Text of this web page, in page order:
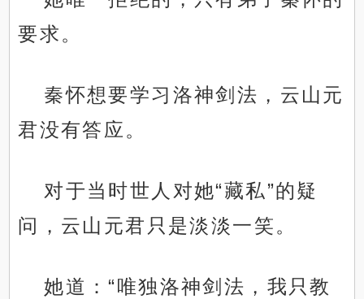
要求。
秦怀想要学习洛神剑法，云山元
君没有答应。
对于当时世人对她“藏私”的疑
问，云山元君只是淡淡一笑。
她道：“唯独洛神剑法，我只教